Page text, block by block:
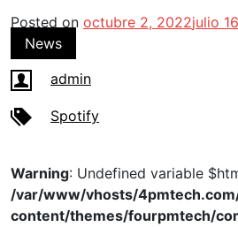
Posted on octubre 2, 2022julio
News
admin
Spotify
Warning: Undefined variable
/var/www/vhosts/
content/themes/fourpmtech/